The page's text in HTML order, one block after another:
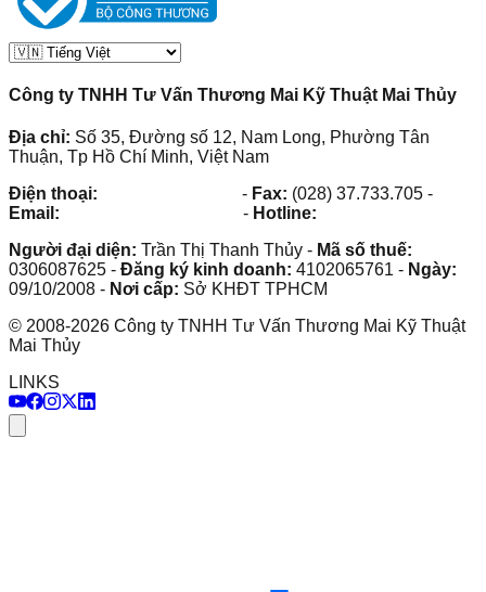
Công ty TNHH Tư Vấn Thương Mai Kỹ Thuật Mai Thủy
Địa chỉ: Số 35, Đường số 12, Nam Long, Phường Tân
Thuận, Tp Hồ Chí Minh, Việt Nam
Điện thoại:
- Fax: (028) 37.733.705 -
Email:
- Hotline:
Người đại diện: Trần Thị Thanh Thủy - Mã số thuế:
0306087625 - Đăng ký kinh doanh: 4102065761 - Ngày:
09/10/2008 - Nơi cấp: Sở KHĐT TPHCM
© 2008-2026 Công ty TNHH Tư Vấn Thương Mai Kỹ Thuật
Mai Thủy
LINKS